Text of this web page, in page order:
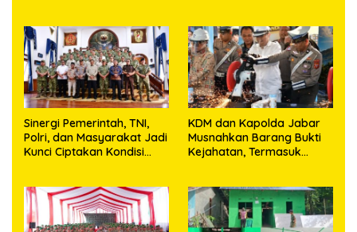
Sinergi Pemerintah, TNI,
Polri, dan Masyarakat Jadi
Kunci Ciptakan Kondisi
KDM dan Kapolda Jabar
Musnahkan Barang Bukti
Kejahatan, Termasuk